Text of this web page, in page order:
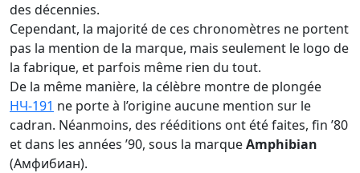
des décennies.
Cependant, la majorité de ces chronomètres ne portent
pas la mention de la marque, mais seulement le logo de
la fabrique, et parfois même rien du tout.
De la même manière, la célèbre montre de plongée
НЧ-191 ne porte à l’origine aucune mention sur le
cadran. Néanmoins, des rééditions ont été faites, fin ’80
et dans les années ’90, sous la marqueAmphibian
(Амфибиан).